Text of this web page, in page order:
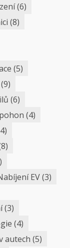
(6)
(8)
(5)
(9)
(6)
(4)
EV(3)
(3)
(4)
autech (5)